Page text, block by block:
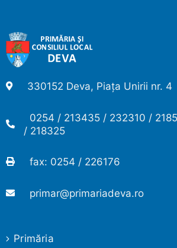
330152 Deva, Piața Unirii nr. 4
0254 / 213435 / 232310 /
/ 218325
fax: 0254 / 226176
primar@primariadeva.ro
Primăria